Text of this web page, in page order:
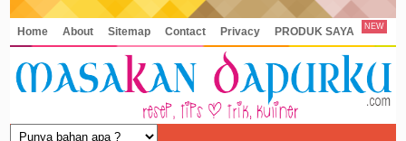
Home About Sitemap Contact Privacy PRODUK SAYA NEW